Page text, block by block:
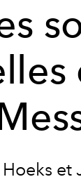
Hoeks